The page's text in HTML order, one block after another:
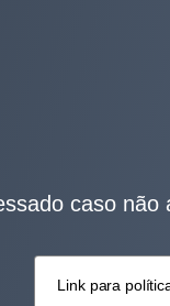
caso não
Link para